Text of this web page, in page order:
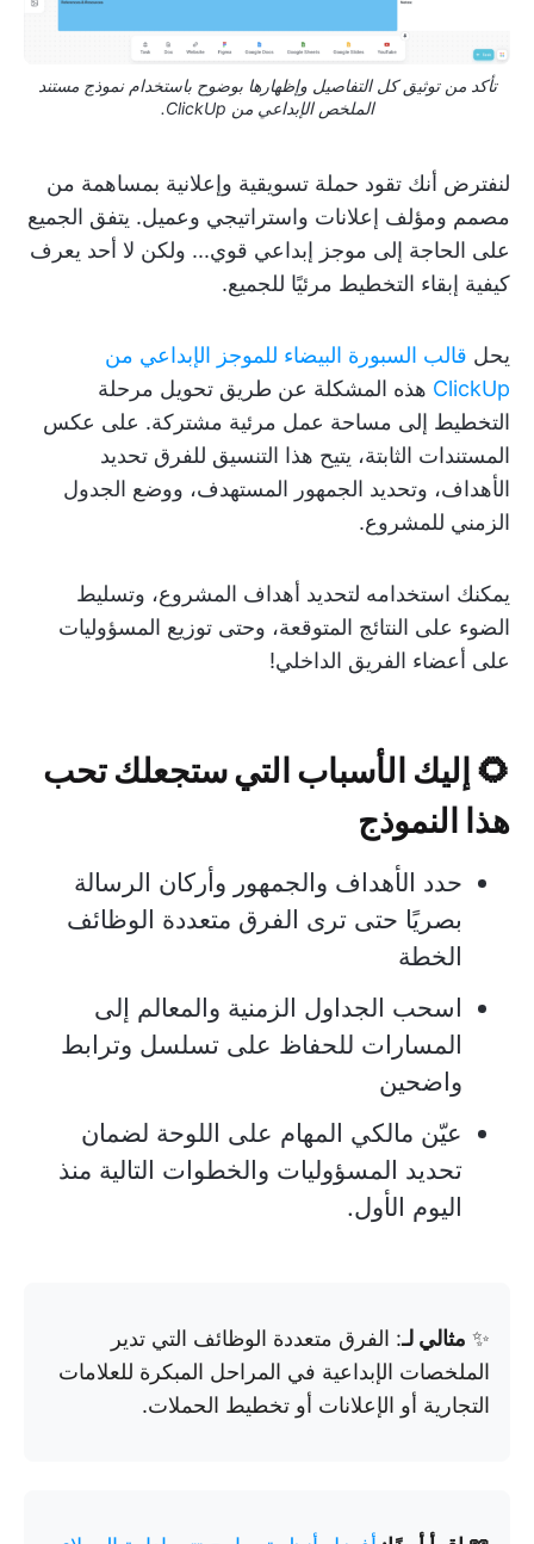
تأكد من توثيق كل التفاصيل وإظهارها بوضوح باستخدام نموذج مستند
الملخص الإبداعي من ClickUp.
لنفترض أنك تقود حملة تسويقية وإعلانية بمساهمة من
مصمم ومؤلف إعلانات واستراتيجي وعميل. يتفق الجميع
على الحاجة إلى موجز إبداعي قوي... ولكن لا أحد يعرف
كيفية إبقاء التخطيط مرئيًا للجميع.
يحل قالب السبورة البيضاء للموجز الإبداعي من
ClickUp هذه المشكلة عن طريق تحويل مرحلة
التخطيط إلى مساحة عمل مرئية مشتركة. على عكس
المستندات الثابتة، يتيح هذا التنسيق للفرق تحديد
الأهداف، وتحديد الجمهور المستهدف، ووضع الجدول
الزمني للمشروع.
يمكنك استخدامه لتحديد أهداف المشروع، وتسليط
الضوء على النتائج المتوقعة، وحتى توزيع المسؤوليات
على أعضاء الفريق الداخلي!
🌻 إليك الأسباب التي ستجعلك تحب
هذا النموذج
حدد الأهداف والجمهور وأركان الرسالة
بصريًا حتى ترى الفرق متعددة الوظائف
الخطة
اسحب الجداول الزمنية والمعالم إلى
المسارات للحفاظ على تسلسل وترابط
واضحين
عيّن مالكي المهام على اللوحة لضمان
تحديد المسؤوليات والخطوات التالية منذ
اليوم الأول.
✨ مثالي لـ: الفرق متعددة الوظائف التي تدير
الملخصات الإبداعية في المراحل المبكرة للعلامات
التجارية أو الإعلانات أو تخطيط الحملات.